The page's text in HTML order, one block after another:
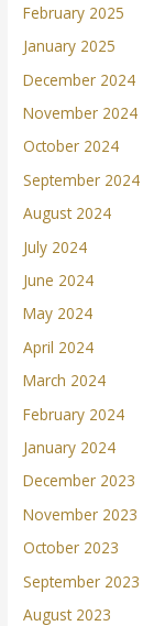
February 2025
January 2025
December 2024
November 2024
October 2024
September 2024
August 2024
July 2024
June 2024
May 2024
April 2024
March 2024
February 2024
January 2024
December 2023
November 2023
October 2023
September 2023
August 2023